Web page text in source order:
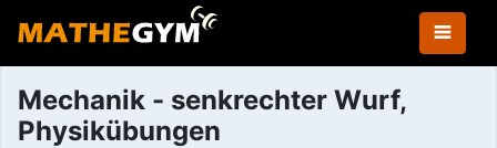
Mechanik - senkrechter Wurf,
Physikübungen